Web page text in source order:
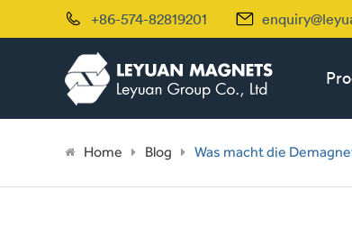
 +86-574-82819201 
Home Blog Was macht die